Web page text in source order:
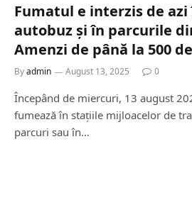
Fumatul e interzis de
autobuz și în parcurile
Amenzi de până la 500
Byadmin August 13, 2025 0
Începând de miercuri, 13 august
fumează în stațiile mijloacelor de
parcuri sau în…